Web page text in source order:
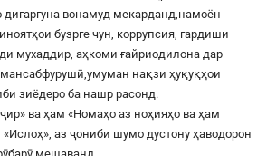
дигаргуна вонамуд мекарданд,намоён
бузрге чун, коррупсия, гардиши
мухаддир, аҳкоми ғайриодилона дар
мансабфурушӣ,умуман нақзи ҳуқуқҳои
зиёдеро ба нашр расонд.
ва ҳам «Номаҳо аз ноҳияҳо ва ҳам
аз ҷониби шумо дустону ҳаводорон
мешаванд.